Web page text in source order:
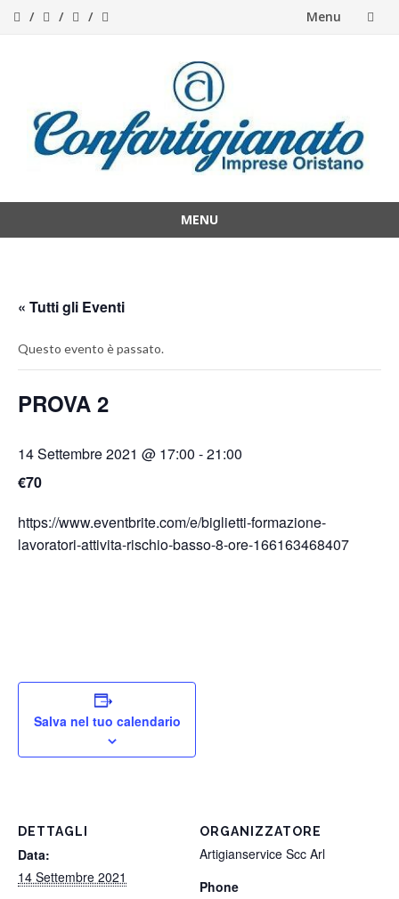
Menu
content
MENU
« Tutti gli Eventi
Questo evento è passato.
PROVA 2
14 Settembre 2021 @ 17:00 -21:00
€70
https://www.eventbrite.com/e/biglietti-formazione-
lavoratori-attivita-rischio-basso-8-ore-166163468407
Salva nel tuo calendario
DETTAGLI
Data:
14 Settembre 2021
ORGANIZZATORE
Artigianservice Scc Arl
Phone